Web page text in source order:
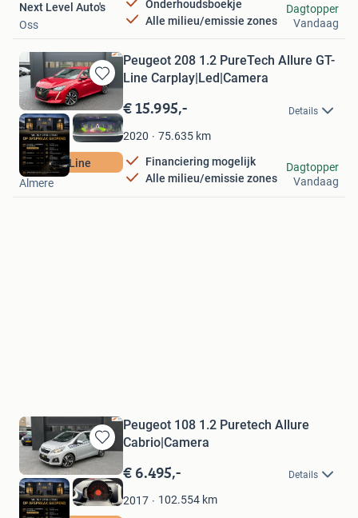
Onderhoudsboekje
Alle milieu/emissie zones
Next Level Auto's
Oss
Dagtopper
Vandaag
Bewaren
in
Mijn
Favorieten
GT-Line
Peugeot 208 1.2 PureTech Allure GT-
Line Carplay|Led|Camera
€ 15.995,- Details
2020 75.635 km
Financiering mogelijk
Alle milieu/emissie zones
LDK automotive
Almere
Dagtopper
Vandaag
Bewaren
in
Mijn
Favorieten
Peugeot 108 1.2 Puretech Allure
Cabrio|Camera
€ 6.495,- Details
2017 102.554 km